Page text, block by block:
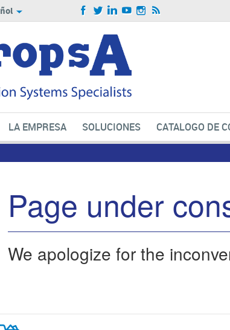
LA EMPRESA SOLUCIONES CATALOGO DE
Page under
We apologize for the